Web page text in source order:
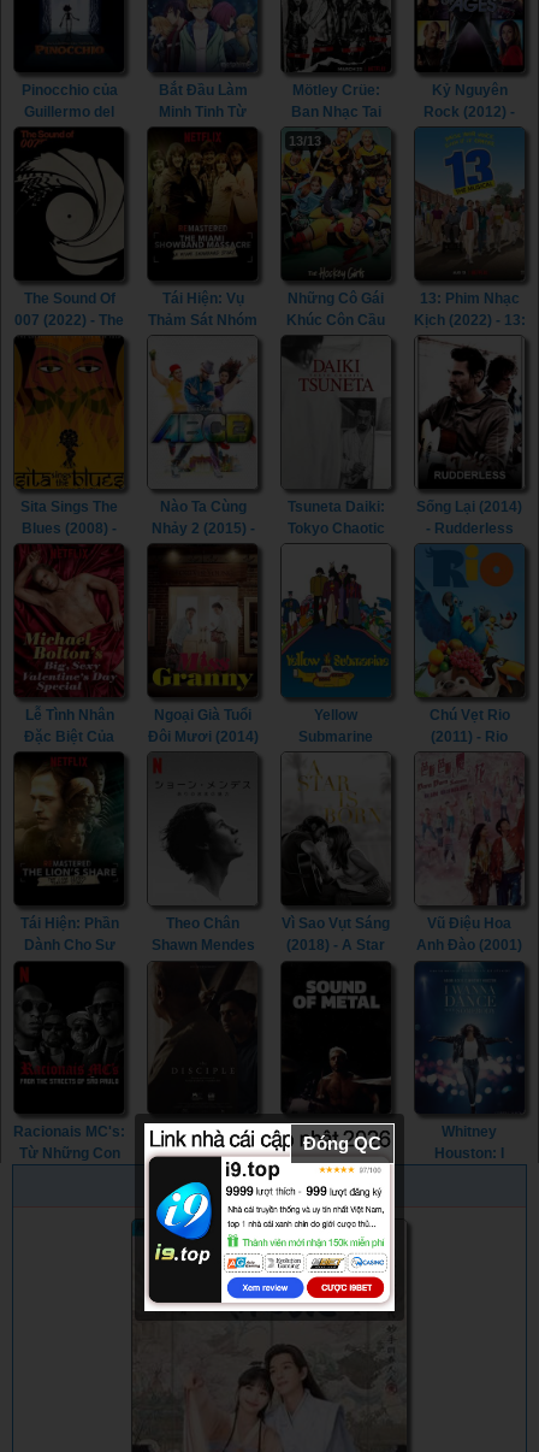
(2022)
Pinocchio của
Guillermo del
Toro (2022) -
Guillermo del
Toro’s
Pinocchio
(2022)
Bắt Đầu Làm
Minh Tinh Từ
Hôm Nay: Thiên
Sứ Tình Ca
(2021) - Super
Star: Love Song
Mötley Crüe:
Ban Nhạc Tai
Tiếng (2019) -
The Dirt (2019)
Kỷ Nguyên
Rock (2012) -
Rock Of Ages
(2012)
The Sound Of
007 (2022) - The
Sound Of 007
(2022)
Tái Hiện: Vụ
Thảm Sát Nhóm
Miami
Showband
(2019) -
ReMastered:
The Miami
Showband
Massacre
(2019)
13/13
Những Cô Gái
Khúc Côn Cầu
(2019) - The
Hockey Girls
(2019)
13: Phim Nhạc
Kịch (2022) - 13:
The Musical
(2022)
Sita Sings The
Blues (2008) -
Sita Sings The
Blues (2008)
Nào Ta Cùng
Nhảy 2 (2015) -
Any Body Can
Tsuneta Daiki:
Tokyo Chaotic
(2021) - Tsuneta
Daiki: Tokyo
Chaotic (2021)
Sống Lại (2014)
- Rudderless
(2014)
Lễ Tình Nhân
Đặc Biệt Của
Michael Bolton
(2017) - Michael
Bolton's Big,
Sexy
Valentine's Day
Special (2017)
Ngoại Già Tuổi
Đôi Mươi (2014)
- Miss Granny
(2014)
Yellow
Submarine
(1968) - Yellow
Submarine
(1968)
Chú Vẹt Rio
(2011) - Rio
(2011)
Tái Hiện: Phần
Dành Cho Sư
ReMastered:
The Lion's
Share (2019)
Theo Chân
Shawn Mendes
Mendes: In
Wonder (2020)
Vì Sao Vụt Sáng
(2018) - A Star
Vũ Điệu Hoa
Anh Đào (2001)
- Para Para
Sakura (2001)
Racionais MC's:
Từ Những Con
Học Trò Xuất
Sắc (2021) - The
Disciple (2021)
Sound Of Metal
(2019) - Sound
Of Metal (2019)
Whitney
Houston: I
PHIM NGẪU NHIÊN
Đóng QC